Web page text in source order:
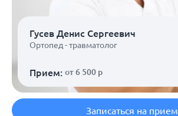
Гусев Денис Сергеевич
Ортопед - травматолог
Прием: от 6 500 р
Записаться на прием